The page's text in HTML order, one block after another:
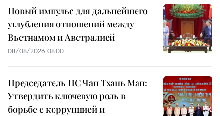
Новый импульс для дальнейшего
углубления отношений между
Вьетнамом и Австралией
08/08/2026 08:00
Председатель НС Чан Тхань Ман:
Утвердить ключевую роль в
борьбе с коррупцией и